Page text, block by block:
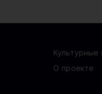
Культурные
О проекте